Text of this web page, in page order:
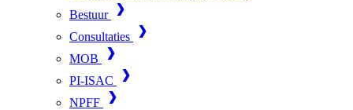
Bestuur
Consultaties
MOB
PI-ISAC
NPFF